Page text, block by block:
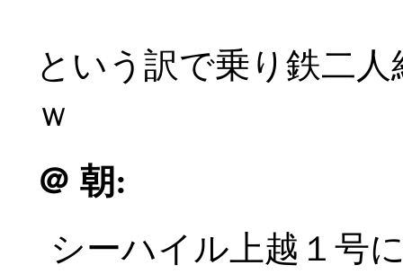
という訳で乗り鉄二
ｗ
＠ 朝:
シーハイル上越１号